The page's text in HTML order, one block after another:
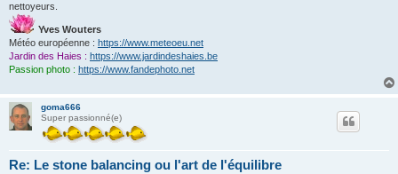
nettoyeurs.
Yves Wouters
Météo européenne : https://www.meteoeu.net
Jardin des Haies : https://www.jardindeshaies.be
Passion photo : https://www.fandephoto.net
goma666
Super passionné(e)
Re: Le stone balancing ou l'art de l'équilibre